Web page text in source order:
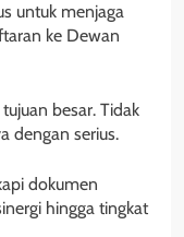
untuk menjaga
ke Dewan
besar. Tidak
dengan serius.
dokumen
hingga tingkat